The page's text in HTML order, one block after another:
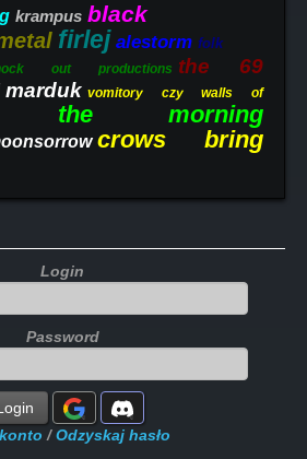
krampus black
firlej alestorm folk
out productions the 69
marduk vomitory czy walls of
the morning
crows bring
Login
Password
/Odzyskaj hasło